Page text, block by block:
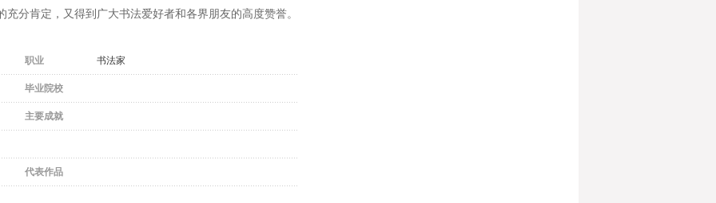
充分肯定，又得到广大书法爱好者和各界朋友的高度赞誉。
职业 书法家
毕业院校
主要成就
代表作品